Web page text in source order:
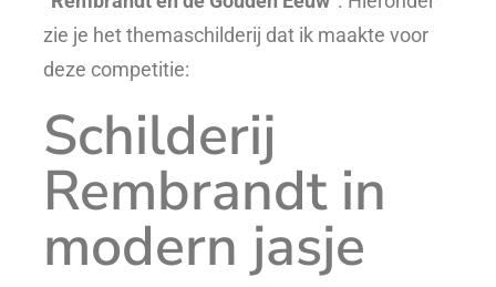
zie je het themaschilderij dat ik maakte voor
deze competitie:
Schilderij
Rembrandt in
modern jasje